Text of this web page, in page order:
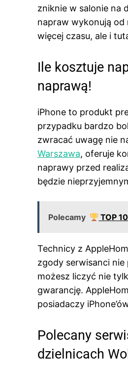
zniknie w salonie na
napraw wykonują od
więcej czasu, ale i
Ile kosztuje
naprawą!
iPhone to produkt
przypadku bardzo
zwracać uwagę nie
Warszawa, oferuje
naprawy przed
będzie
Polecamy TOP
Technicy z
zgody serwisanci nie
możesz liczyć nie
gwarancję.
posiadaczy
Polecany
dzielnicach